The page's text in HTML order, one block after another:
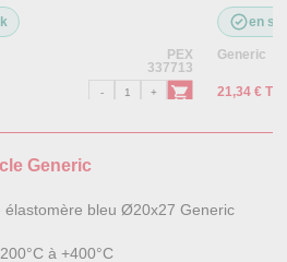
PEX
337713
en
Generic
21,34 €
Generic
élastomère bleu Ø20x27 Generic
à +400°C